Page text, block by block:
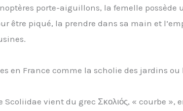
porte-aiguillons, la femelle possède
être piqué, la prendre dans sa main et
en France comme la scholie des jardins
Scoliidae vient du grec Σκολιός, « courbe